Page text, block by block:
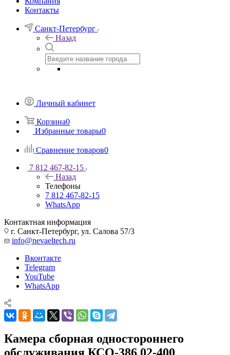
Контакты
Санкт-Петербург
Назад
Личный кабинет
Корзина0
Избранные товары0
Сравнение товаров0
7 812 467-82-15
Назад
Телефоны
7 812 467-82-15
WhatsApp
Контактная информация
г. Санкт-Петербург, ул. Салова 57/3
info@nevaeltech.ru
Вконтакте
Telegram
YouTube
WhatsApp
Камера сборная одностороннего